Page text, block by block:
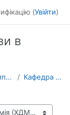
(Увійти)
в
Дисципліни вільного вибору для аспірантів Кафедра англійської мови в судновій енергетиці